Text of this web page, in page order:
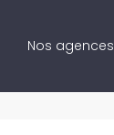
Nos agences